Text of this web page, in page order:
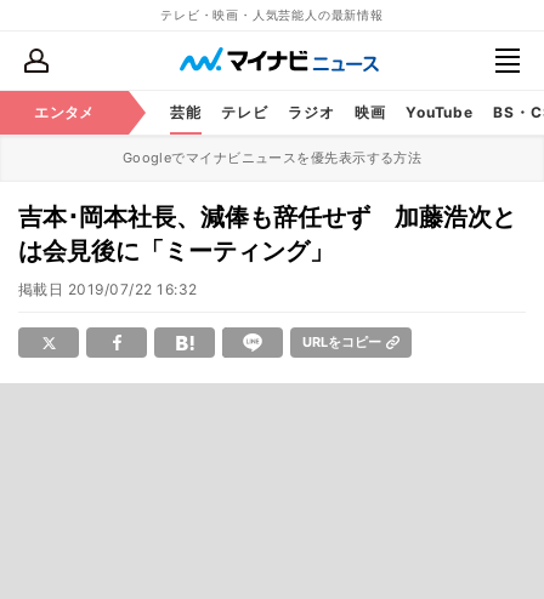
テレビ・映画・人気芸能人の最新情報
エンタメ 芸能 テレビ ラジオ 映画 YouTube BS・
Googleでマイナビニュースを優先表示する方法
吉本･岡本社長、減俸も辞任せず 加藤浩次と
は会見後に「ミーティング」
掲載日 2019/07/22 16:32
URLをコピー